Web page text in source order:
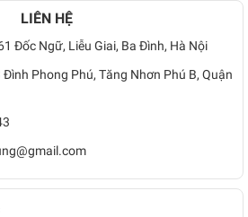
LIÊN HỆ
Đốc Ngữ, Liễu Giai, Ba Đình, Hà Nội
Đình Phong Phú, Tăng Nhơn Phú B, Quận